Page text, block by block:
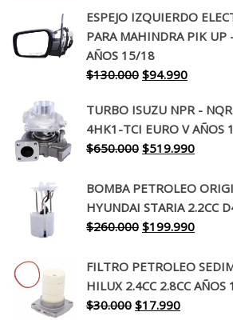
ESPEJO IZQUIERDO
PARA MAHINDRA PIK UP
AÑOS 15/18
$130.000 El
original
era:
$130.000.
$94.990El
actual
es:
$94.990.
TURBO ISUZU NPR -
4HK1-TCI EURO V AÑOS
$650.000 El
original
era:
$650.000.
$519.990El
actual
es:
BOMBA PETROLEO
HYUNDAI STARIA 2.2CC
$260.000 El
original
era:
$260.000.
$199.990El
actual
es:
FILTRO PETROLEO
HILUX 2.4CC 2.8CC
$30.000 El
$17.990El